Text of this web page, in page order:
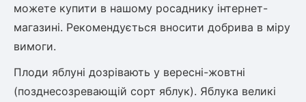
можете купити в нашому росаднику інтернет-
магазині. Рекомендується вносити добрива в міру
вимоги.
Плоди яблуні дозрівають у вересні-жовтні
(позднесозревающій сорт яблук). Яблука великі